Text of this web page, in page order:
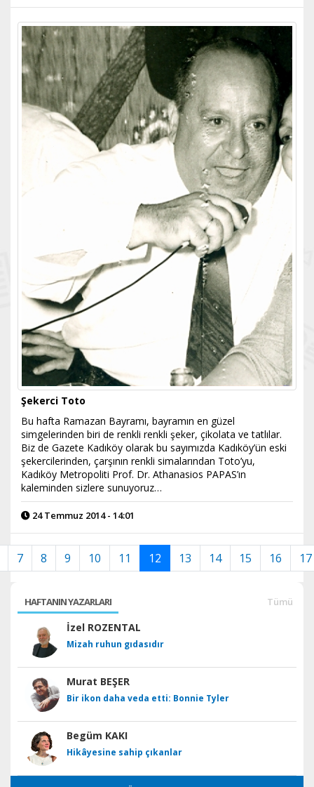
Şekerci Toto
Bu hafta Ramazan Bayramı, bayramın en güzel
simgelerinden biri de renkli renkli şeker, çikolata ve tatlılar.
Biz de Gazete Kadıköy olarak bu sayımızda Kadıköy’ün eski
şekercilerinden, çarşının renkli simalarından Toto’yu,
Kadıköy Metropoliti Prof. Dr. Athanasios PAPAS’ın
kaleminden sizlere sunuyoruz…
24 Temmuz 2014 - 14:01
7 8 9 10 11 12 13 14 15 16 17
HAFTANIN YAZARLARI Tümü
İzel ROZENTAL
Mizah ruhun gıdasıdır
Murat BEŞER
Bir ikon daha veda etti: Bonnie Tyler
Begüm KAKI
Hikâyesine sahip çıkanlar